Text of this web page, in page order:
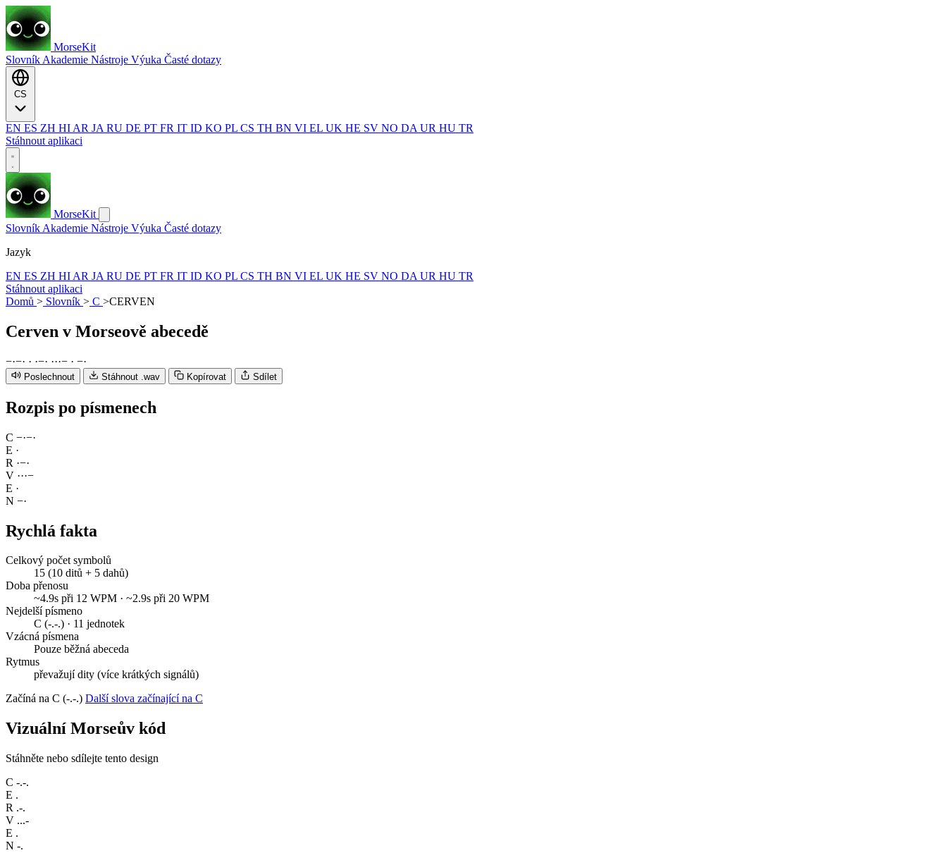
MorseKit
Slovník Akademie Nástroje Výuka Časté dotazy
EN ES ZH HI AR JA RU DE PT FR IT ID KO PL CS TH BN VI EL UK HE SV NO DA UR HU TR
Stáhnout aplikaci
MorseKit
Slovník Akademie Nástroje Výuka Časté dotazy
Jazyk
EN ES ZH HI AR JA RU DE PT FR IT ID KO PL CS TH BN VI EL UK HE SV NO DA UR HU TR
Stáhnout aplikaci
Domů > Slovník > C >CERVEN
Cerven v Morseově abecedě
−·−· · ·−· ···− · −·
Poslechnout Stáhnout .wav Kopírovat Sdílet
Rozpis po písmenech
C −·−·
E ·
R ·−·
V ···−
E ·
N −·
Rychlá fakta
Celkový počet symbolů
15 (10 ditů + 5 dahů)
Doba přenosu
~4.9s při 12 WPM · ~2.9s při 20 WPM
Nejdelší písmeno
C (-.-.) · 11 jednotek
Vzácná písmena
Pouze běžná abeceda
Rytmus
převažují dity (více krátkých signálů)
Začíná na C (-.-.) Další slova začínající na C
Vizuální Morseův kód
Stáhněte nebo sdílejte tento design
C -.-.
E .
R .-.
V ...-
E .
N -.